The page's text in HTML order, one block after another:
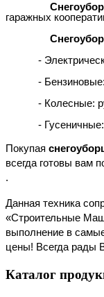
гаражных
-
-
- Колесные:
-
Покупая
всегда готовы вам
.
Данная техника
«Строительные
выполнение в
цены! Всегда рады
Каталог